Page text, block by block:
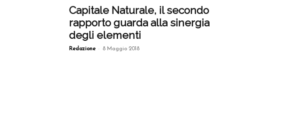
Capitale Naturale, il secondo
rapporto guarda alla sinergia
degli elementi
Redazione - 8 Maggio 2018